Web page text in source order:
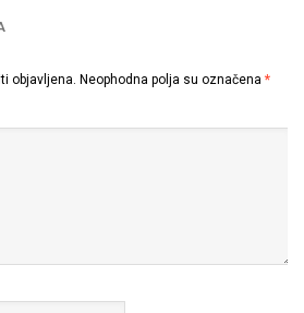
objavljena. Neophodna polja su označena *